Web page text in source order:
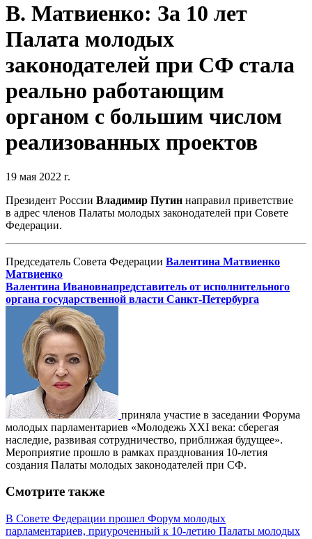
В. Матвиенко: За 10 лет
Палата молодых
законодателей при СФ стала
реально работающим
органом с большим числом
реализованных проектов
19 мая 2022 г.
Президент России Владимир Путин направил приветствие
в адрес членов Палаты молодых законодателей при Совете
Федерации.
Председатель Совета Федерации Валентина Матвиенко
Матвиенко
Валентина Ивановнапредставитель от исполнительного
органа государственной власти Санкт-Петербурга
приняла участие в заседании Форума
молодых парламентариев «Молодежь XXI века: сберегая
наследие, развивая сотрудничество, приближая будущее».
Мероприятие прошло в рамках празднования 10-летия
создания Палаты молодых законодателей при СФ.
Смотрите также
В Совете Федерации прошел Форум молодых
парламентариев, приуроченный к 10-летию Палаты молодых